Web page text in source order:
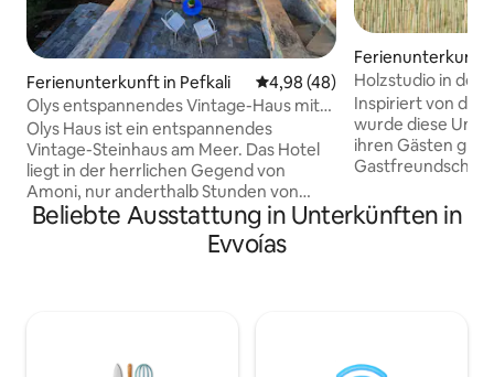
Ferienunterkunft in Pefkali Durchschnittliche Bewertung:
4,98 (48)
Olys entspannendes Vintage-Haus mit
Meerblick
Olys Haus ist ein entspannendes
Vintage-Steinhaus am Meer. Das Hotel
liegt in der herrlichen Gegend von
Amoni, nur anderthalb Stunden von
Athen, eine halbe Stunde von Korinth
und dem antiken Epidaurus und vielen
anderen Sehenswürdigkeiten wie
machen möchtest. Du hast die Wahl,
Ferienunterkunft
afti
Holzstudio in der
und Meer A
Inspiriert von den
wurde diese
ihren Gästen
Gastfreundschaft
Flügen oder für
Das Hotel liegt in
Beliebte Ausstattung in Unterkünften in
Evvoías